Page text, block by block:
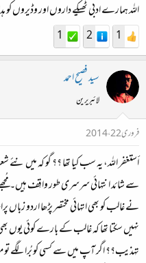
اللہ ہمارے ادبی ٹھیکے داروں اور وڈیروں
1
2
1
سید فصیح احمد
لائبریرین
فروری 22، 2014
أستغفر الله‏، یہ سب کیا تھا ؟؟ گو کہ میں
سے شائد انتہائی سرسری طور واقِف ہیں۔ مُجھے
نے غالب کو بھی اتہائی مختصر پڑھا اردو
نہیں سکتا تھا کہ غالب کے بارے کوئی یوں
تہذیب؟؟ اگر آپ میں سے کسی کو بُرا لگے